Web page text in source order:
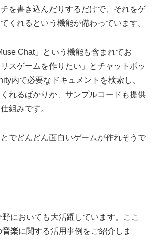
を書き込んだりするだけで、それをゲ
くれるという機能が備わっています。
Chat」という機能も含まれてお
スゲームを作りたい」とチャットボッ
内で必要なドキュメントを検索し、
れるばかりか、サンプルコードも提供
組みです。
でどんどん面白いゲームが作れそうで
においても大活躍しています。ここ
音楽に関する活用事例をご紹介しま